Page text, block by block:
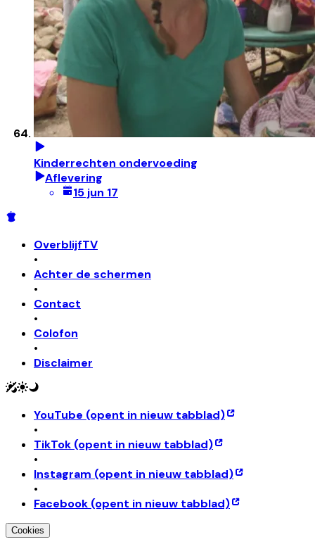
Kinderrechten ondervoeding
Aflevering
15 jun 17
OverblijfTV
•
Achter de schermen
•
Contact
•
Colofon
•
Disclaimer
YouTube (opent in nieuw tabblad)
•
TikTok (opent in nieuw tabblad)
•
Instagram (opent in nieuw tabblad)
•
Facebook (opent in nieuw tabblad)
Cookies